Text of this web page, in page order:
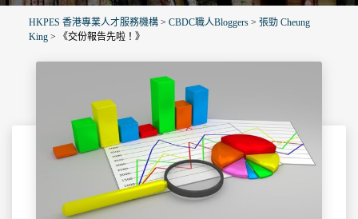
HKPES 香港專業人才服務機構 > CBDC職人Bloggers > 張勁 Cheung
King > 《交份報告先啦！》